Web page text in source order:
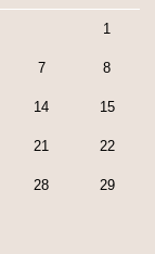
1
7 8
14 15
21 22
28 29